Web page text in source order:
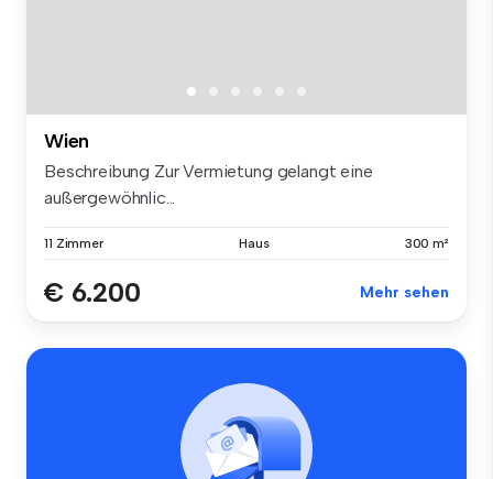
Wien
Beschreibung Zur Vermietung gelangt eine
außergewöhnlic...
11 Zimmer Haus 300 m²
€ 6.200 Mehr sehen